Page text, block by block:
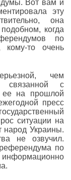
Вот вам и
эту
она
когда
по
то очень
чем
связанной с
ее на прошлой
пресс
ситуации на
народ Украины.
не озвучил.
по